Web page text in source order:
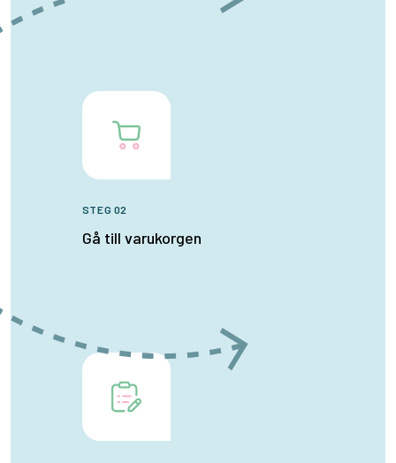
STEG 02
Gå till varukorgen